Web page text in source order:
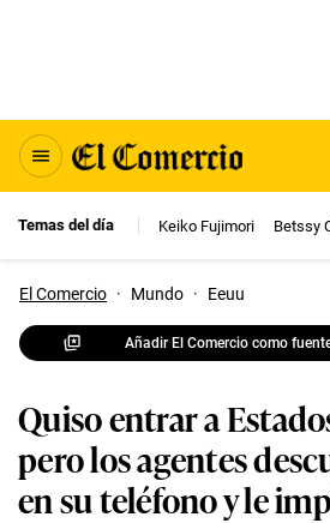
Temas del día Keiko Fujimori Betssy
El Comercio · Mundo · Eeuu
Añadir El Comercio como
Quiso entrar a
pero los agentes
en su teléfono y le